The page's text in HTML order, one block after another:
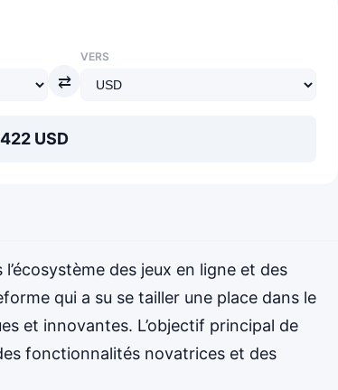
⇄
VERS
USD
des jeux en ligne et des
qui a su se tailler une place dans le
et innovantes. L’objectif principal de
fonctionnalités novatrices et des